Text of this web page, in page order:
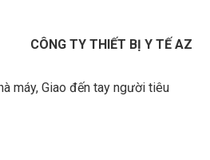
CÔNG TY THIẾT BỊ Y TẾ AZ
máy, Giao đến tay người tiêu